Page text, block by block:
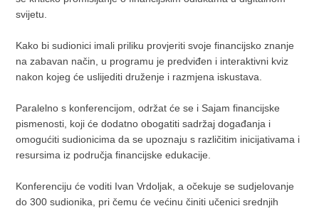
svijetu.
Kako bi sudionici imali priliku provjeriti svoje financijsko znanje
na zabavan način, u programu je predviđen i interaktivni kviz
nakon kojeg će uslijediti druženje i razmjena iskustava.
Paralelno s konferencijom, održat će se i Sajam financijske
pismenosti, koji će dodatno obogatiti sadržaj događanja i
omogućiti sudionicima da se upoznaju s različitim inicijativama i
resursima iz područja financijske edukacije.
Konferenciju će voditi Ivan Vrdoljak, a očekuje se sudjelovanje
do 300 sudionika, pri čemu će većinu činiti učenici srednjih